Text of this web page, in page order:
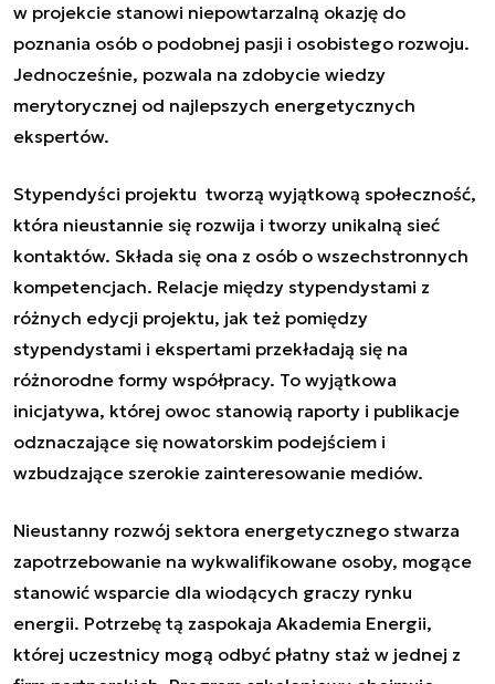
w projekcie stanowi niepowtarzalną okazję do
poznania osób o podobnej pasji i osobistego rozwoju.
Jednocześnie, pozwala na zdobycie wiedzy
merytorycznej od najlepszych energetycznych
ekspertów.
Stypendyści projektu tworzą wyjątkową społeczność,
która nieustannie się rozwija i tworzy unikalną sieć
kontaktów. Składa się ona z osób o wszechstronnych
kompetencjach. Relacje między stypendystami z
różnych edycji projektu, jak też pomiędzy
stypendystami i ekspertami przekładają się na
różnorodne formy współpracy. To wyjątkowa
inicjatywa, której owoc stanowią raporty i publikacje
odznaczające się nowatorskim podejściem i
wzbudzające szerokie zainteresowanie mediów.
Nieustanny rozwój sektora energetycznego stwarza
zapotrzebowanie na wykwalifikowane osoby, mogące
stanowić wsparcie dla wiodących graczy rynku
energii. Potrzebę tą zaspokaja Akademia Energii,
której uczestnicy mogą odbyć płatny staż w jednej z